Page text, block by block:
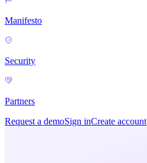
Manifesto
Security
Partners
Request a demoSign inCreate account